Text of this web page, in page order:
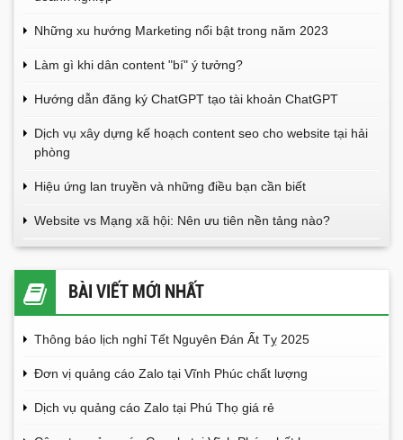
Những xu hướng Marketing nổi bật trong năm 2023
Làm gì khi dân content "bí" ý tưởng?
Hướng dẫn đăng ký ChatGPT tạo tài khoản ChatGPT
Dịch vụ xây dựng kế hoạch content seo cho website tại hải
phòng
Hiệu ứng lan truyền và những điều bạn cần biết
Website vs Mạng xã hội: Nên ưu tiên nền tảng nào?
BÀI VIẾT MỚI NHẤT
Thông báo lịch nghỉ Tết Nguyên Đán Ất Tỵ 2025
Đơn vị quảng cáo Zalo tại Vĩnh Phúc chất lượng
Dịch vụ quảng cáo Zalo tại Phú Thọ giá rẻ